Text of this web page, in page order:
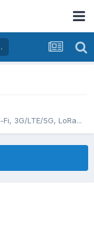
3G/LTE/5G, LoRa...